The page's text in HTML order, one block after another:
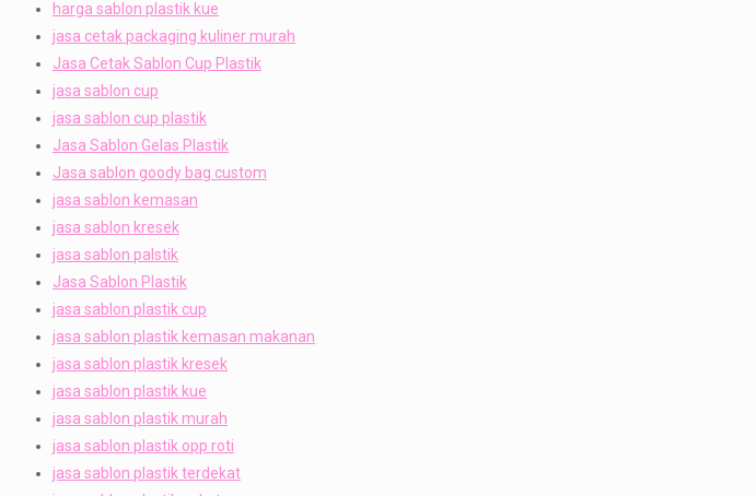
harga sablon plastik kue
jasa cetak packaging kuliner murah
Jasa Cetak Sablon Cup Plastik
jasa sablon cup
jasa sablon cup plastik
Jasa Sablon Gelas Plastik
Jasa sablon goody bag custom
jasa sablon kemasan
jasa sablon kresek
jasa sablon palstik
Jasa Sablon Plastik
jasa sablon plastik cup
jasa sablon plastik kemasan makanan
jasa sablon plastik kresek
jasa sablon plastik kue
jasa sablon plastik murah
jasa sablon plastik opp roti
jasa sablon plastik terdekat